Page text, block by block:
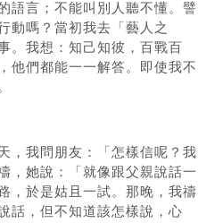
語言；不能叫別人聽不懂。譬
動嗎？當初我去「藝人之
。我想：知己知彼，百戰百
他們都能一一解答。即使我不
，我問朋友：「怎樣信呢？我
，她說：「就像跟父親說話一
，於是姑且一試。那晚，我禱
話，但不知道該怎樣說，心